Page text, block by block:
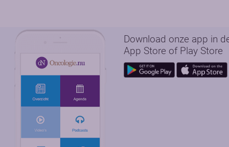
Download onze app in
App Store of Play Store